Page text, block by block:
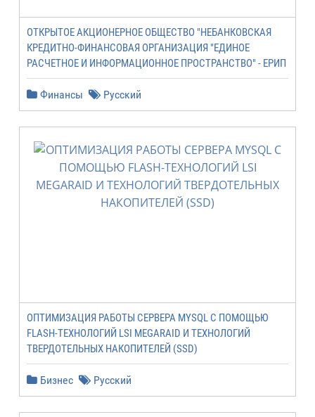
ОТКРЫТОЕ АКЦИОНЕРНОЕ ОБЩЕСТВО "НЕБАНКОВСКАЯ
КРЕДИТНО-ФИНАНСОВАЯ ОРГАНИЗАЦИЯ "ЕДИНОЕ
РАСЧЕТНОЕ И ИНФОРМАЦИОННОЕ ПРОСТРАНСТВО" - ЕРИП
Финансы Русский
ОПТИМИЗАЦИЯ РАБОТЫ СЕРВЕРА MYSQL С ПОМОЩЬЮ
FLASH-ТЕХНОЛОГИЙ LSI MEGARAID И ТЕХНОЛОГИЙ
ТВЕРДОТЕЛЬНЫХ НАКОПИТЕЛЕЙ (SSD)
Бизнес Русский